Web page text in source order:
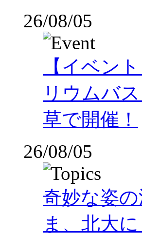
26/08/05
【イベン
リウムバ
草で開催！
26/08/05
奇妙な姿
ま、北大